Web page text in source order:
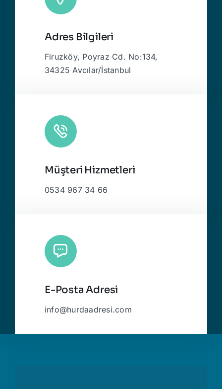
Adres Bilgileri
Firuzköy, Poyraz Cd. No:134,
34325 Avcılar/İstanbul
Müşteri Hizmetleri
0534 967 34 66
E-Posta Adresi
info@hurdaadresi.com